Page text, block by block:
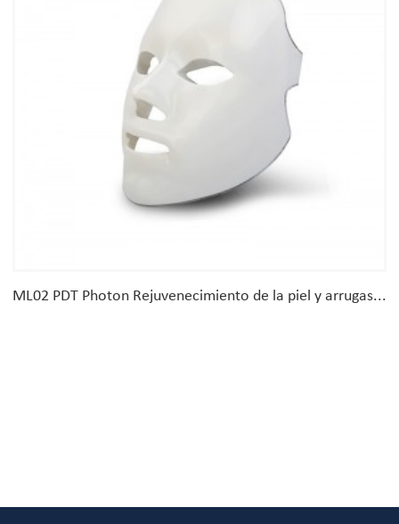
ML02 PDT Photon Rejuvenecimiento de la piel y arrugas...